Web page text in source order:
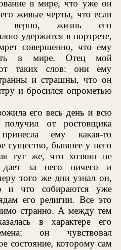
в мире, что уже он
живые черты, что если
верно, жизнь его
удержится в портрете,
совершенно, что ему
в мире. Отец мой
таких слов: они ему
и страшны, что он
и бросился опрометью
его весь день и всю
от ростовщика
ему какая-то
существо, бывшее у него
тут же, что хозяин не
дает за него ничего и
того же дни узнал он,
и что собираются уже
его религии. Все это
странно. А между тем
в характере его
он чувствовал
состояние, которому сам